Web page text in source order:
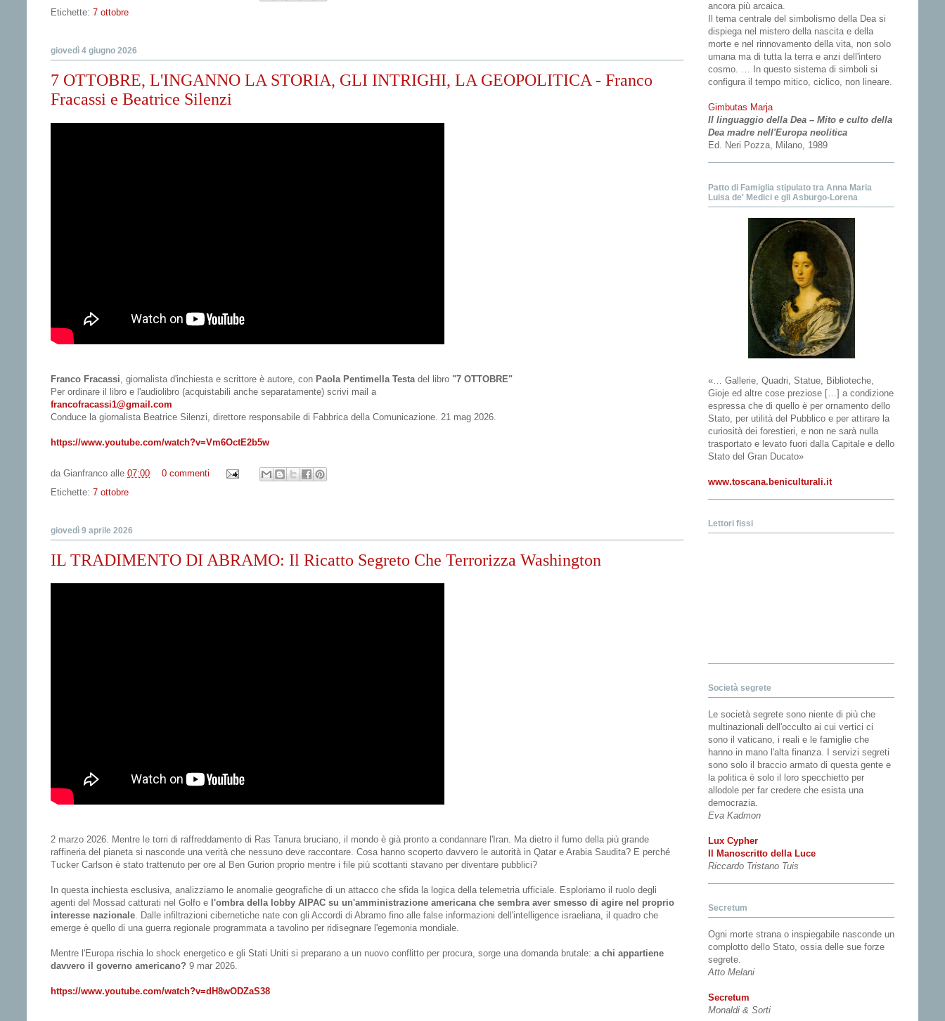
Etichette: 7 ottobre
giovedì 4 giugno 2026
7 OTTOBRE, L'INGANNO LA STORIA, GLI INTRIGHI, LA GEOPOLITICA - Franco
Fracassi e Beatrice Silenzi
Franco Fracassi , giornalista d'inchiesta e scrittore è autore, con Paola Pentimella Testa del libro "7 OTTOBRE"
Per ordinare il libro e l'audiolibro (acquistabili anche separatamente) scrivi mail a
francofracassi1@gmail.com
Conduce la giornalista Beatrice Silenzi, direttore responsabile di Fabbrica della Comunicazione. 21 mag 2026.
https://www.youtube.com/watch?v=Vm6OctE2b5w
da Gianfranco alle 07:00
0 commenti
Etichette: 7 ottobre
giovedì 9 aprile 2026
IL TRADIMENTO DI ABRAMO: Il Ricatto Segreto Che Terrorizza Washington
2 marzo 2026. Mentre le torri di raffreddamento di Ras Tanura bruciano, il mondo è già pronto a condannare l'Iran. Ma dietro il fumo della più grande
raffineria del pianeta si nasconde una verità che nessuno deve raccontare. Cosa hanno scoperto davvero le autorità in Qatar e Arabia Saudita? E perché
Tucker Carlson è stato trattenuto per ore al Ben Gurion proprio mentre i file più scottanti stavano per diventare pubblici?
In questa inchiesta esclusiva, analizziamo le anomalie geografiche di un attacco che sfida la logica della telemetria ufficiale. Esploriamo il ruolo degli
agenti del Mossad catturati nel Golfo e l'ombra della lobby AIPAC su un'amministrazione americana che sembra aver smesso di agire nel proprio
interesse nazionale. Dalle infiltrazioni cibernetiche nate con gli Accordi di Abramo fino alle false informazioni dell'intelligence israeliana, il quadro che
emerge è quello di una guerra regionale programmata a tavolino per ridisegnare l'egemonia mondiale.
Mentre l'Europa rischia lo shock energetico e gli Stati Uniti si preparano a un nuovo conflitto per procura, sorge una domanda brutale: a chi appartiene
davvero il governo americano? 9 mar 2026.
https://www.youtube.com/watch?v=dH8wODZaS38
ancora più arcaica.
Il tema centrale del simbolismo della Dea si
dispiega nel mistero della nascita e della
morte e nel rinnovamento della vita, non solo
umana ma di tutta la terra e anzi dell'intero
cosmo. … In questo sistema di simboli si
configura il tempo mitico, ciclico, non lineare.
Gimbutas Marja
Il linguaggio della Dea – Mito e culto della
Dea madre nell'Europa neolitica
Ed. Neri Pozza, Milano, 1989
Patto di Famiglia stipulato tra Anna Maria
Luisa de' Medici e gli Asburgo-Lorena
«… Gallerie, Quadri, Statue, Biblioteche,
Gioje ed altre cose preziose […] a condizione
espressa che di quello è per ornamento dello
Stato, per utilità del Pubblico e per attirare la
curiosità dei forestieri, e non ne sarà nulla
trasportato e levato fuori dalla Capitale e dello
Stato del Gran Ducato»
www.toscana.beniculturali.it
Lettori fissi
Società segrete
Le società segrete sono niente di più che
multinazionali dell'occulto ai cui vertici ci
sono il vaticano, i reali e le famiglie che
hanno in mano l'alta finanza. I servizi segreti
sono solo il braccio armato di questa gente e
la politica è solo il loro specchietto per
allodole per far credere che esista una
democrazia.
Eva Kadmon
Lux Cypher
Il Manoscritto della Luce
Riccardo Tristano Tuis
Secretum
Ogni morte strana o inspiegabile nasconde un
complotto dello Stato, ossia delle sue forze
segrete.
Atto Melani
Secretum
Monaldi & Sorti